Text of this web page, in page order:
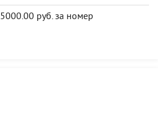
5000.00 руб. за номер